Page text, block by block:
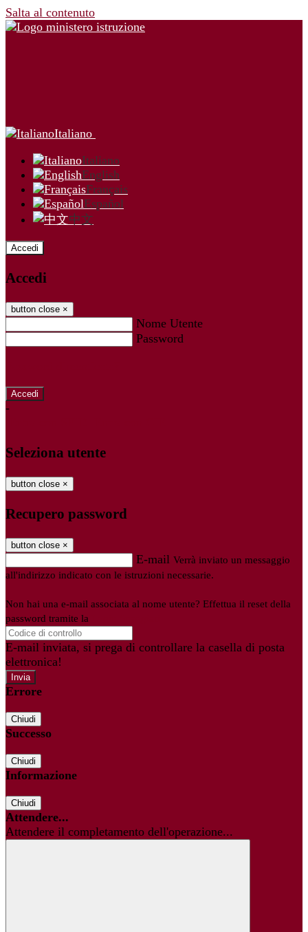
Salta al contenuto
Italiano
Italiano
English
Français
Español
中文
Accedi
Accedi
button close ×
Nome Utente
Password
-
Seleziona utente
button close ×
Recupero password
button close ×
E-mail Verrà inviato un messaggio
all'indirizzo indicato con le istruzioni necessarie.
Non hai una e-mail associata al nome utente? Effettua il reset della
password tramite la
E-mail inviata, si prega di controllare la casella di posta
elettronica!
Errore
Chiudi
Successo
Chiudi
Informazione
Chiudi
Attendere...
Attendere il completamento dell'operazione...